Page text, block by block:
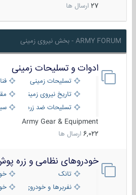
27 ارسال ها
ARMY FORUM - بخش نیروی زمینی
ادوات و تسلیحات زمینی
تسلیحات زمینی
تاریخ نیروی زمینی
تسلیحات ضد زره
Army Gear & Equipment
6,022 ارسال ها
خودروهای نظامی و زره
تانک
نفربرها و خودروی های رزمی